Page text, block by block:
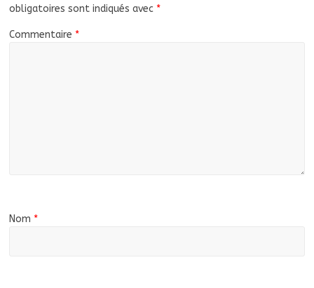
obligatoires sont indiqués avec *
Commentaire *
Nom *